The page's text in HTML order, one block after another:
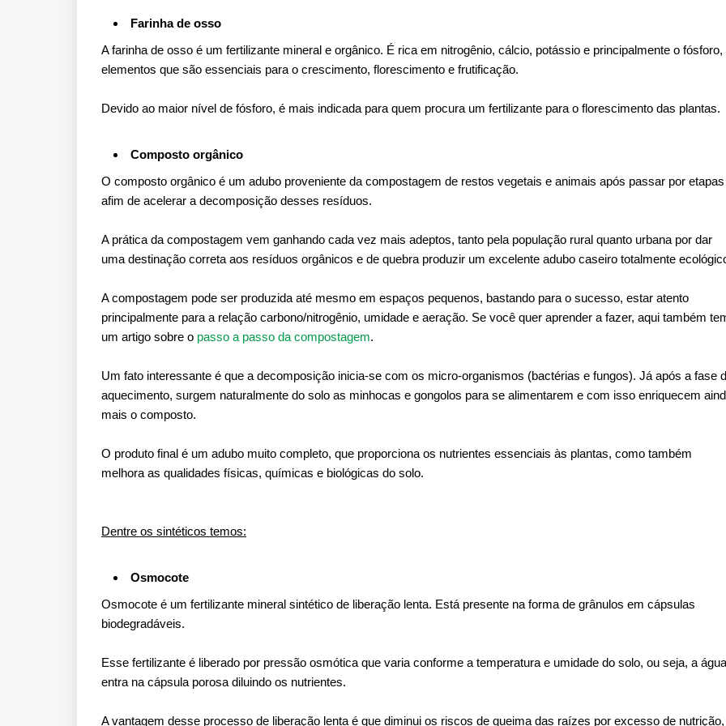
Farinha de osso
A farinha de osso é um fertilizante mineral e orgânico. É rica em nitrogênio, cálcio, potássio e principalmente o fósforo,
elementos que são essenciais para o crescimento, florescimento e frutificação.
Devido ao maior nível de fósforo, é mais indicada para quem procura um fertilizante para o florescimento das plantas.
Composto orgânico
O composto orgânico é um adubo proveniente da compostagem de restos vegetais e animais após passar por etapas
afim de acelerar a decomposição desses resíduos.
A prática da compostagem vem ganhando cada vez mais adeptos, tanto pela população rural quanto urbana por dar
uma destinação correta aos resíduos orgânicos e de quebra produzir um excelente adubo caseiro totalmente
A compostagem pode ser produzida até mesmo em espaços pequenos, bastando para o sucesso, estar atento
principalmente para a relação carbono/nitrogênio, umidade e aeração. Se você quer aprender a fazer, aqui também
um artigo sobre o passo a passo da compostagem.
Um fato interessante é que a decomposição inicia-se com os micro-organismos (bactérias e fungos). Já após a fase
aquecimento, surgem naturalmente do solo as minhocas e gongolos para se alimentarem e com isso enriquecem
mais o composto.
O produto final é um adubo muito completo, que proporciona os nutrientes essenciais às plantas, como também
melhora as qualidades físicas, químicas e biológicas do solo.
Dentre os sintéticos temos:
Osmocote
Osmocote é um fertilizante mineral sintético de liberação lenta. Está presente na forma de grânulos em cápsulas
biodegradáveis.
Esse fertilizante é liberado por pressão osmótica que varia conforme a temperatura e umidade do solo, ou seja, a água
entra na cápsula porosa diluindo os nutrientes.
A vantagem desse processo de liberação lenta é que diminui os riscos de queima das raízes por excesso de nutrição,